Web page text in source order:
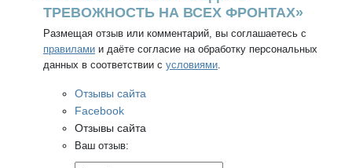
ТРЕВОЖНОСТЬ НА ВСЕХ ФРОНТАХ»
Размещая отзыв или комментарий, вы соглашаетесь с
правилами и даёте согласие на обработку персональных
данных в соответствии с условиями.
Отзывы сайта
Facebook
Отзывы сайта
Ваш отзыв: